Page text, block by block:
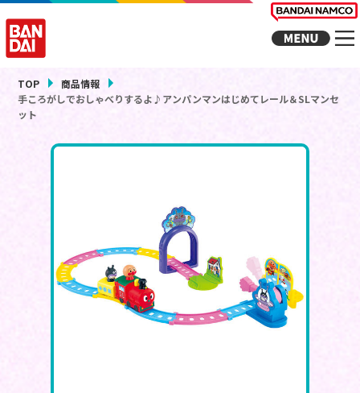
TOP
商品情報
手ころがしでおしゃべりするよ♪アンパンマンはじめてレール＆SLマンセ
ット